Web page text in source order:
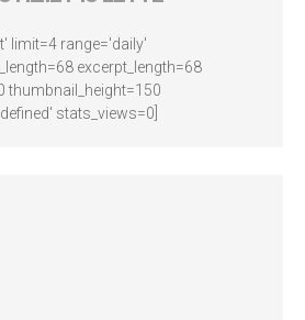
limit=4 range='daily'
excerpt_length=68
thumbnail_height=150
stats_views=0]